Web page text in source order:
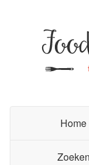
Home
Zoeken